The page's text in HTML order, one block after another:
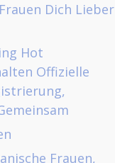
Dich Lieber
Hot
Offizielle
Frauen,